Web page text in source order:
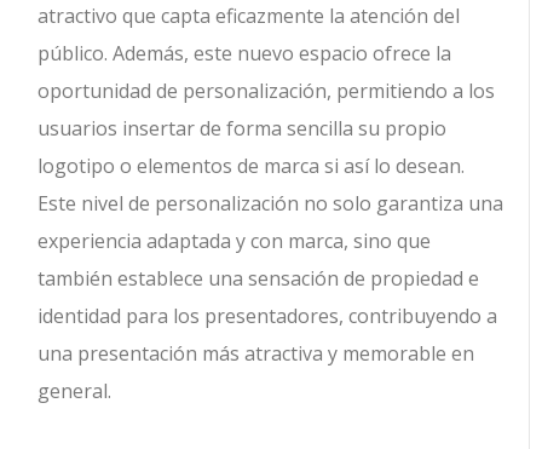
atractivo que capta eficazmente la atención del
público. Además, este nuevo espacio ofrece la
oportunidad de personalización, permitiendo a los
usuarios insertar de forma sencilla su propio
logotipo o elementos de marca si así lo desean.
Este nivel de personalización no solo garantiza una
experiencia adaptada y con marca, sino que
también establece una sensación de propiedad e
identidad para los presentadores, contribuyendo a
una presentación más atractiva y memorable en
general.